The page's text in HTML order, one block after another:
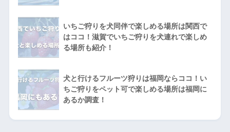
いちご狩りを犬同伴で楽しめる場所は関西で
はココ！滋賀でいちご狩りを犬連れで楽しめ
る場所も紹介！
犬と行けるフルーツ狩りは福岡ならココ！い
ちご狩りをペット可で楽しめる場所は福岡に
あるか調査！